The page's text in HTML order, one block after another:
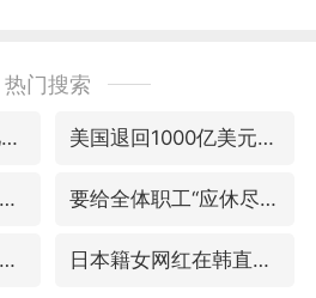
热门搜索
41岁女子为鼓励女儿考上985研究生 美国退回1000亿美元关税
！白海豚直奔华东沿海 要给全体职工“应休尽休”的底气
周五下午弹性离岗 日本籍女网红在韩直播时自杀身亡